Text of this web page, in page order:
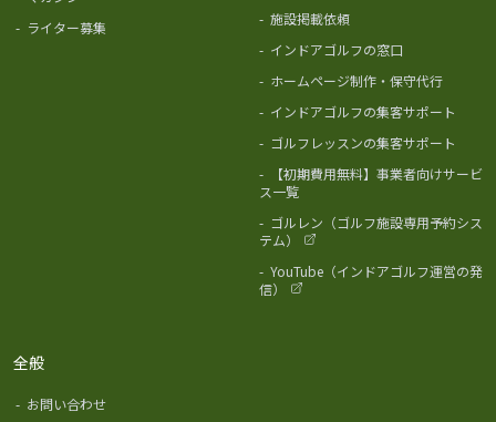
- ライター募集 - 施設掲載依頼
- インドアゴルフの窓口
- ホームページ制作・保守代行
- インドアゴルフの集客サポート
- ゴルフレッスンの集客サポート
-
【初期費用無料】事業者向けサービ
ス一覧
- ゴルレン（ゴルフ施設専用予約シス
テム）
- YouTube（インドアゴルフ運営の発
信）
全般
- お問い合わせ